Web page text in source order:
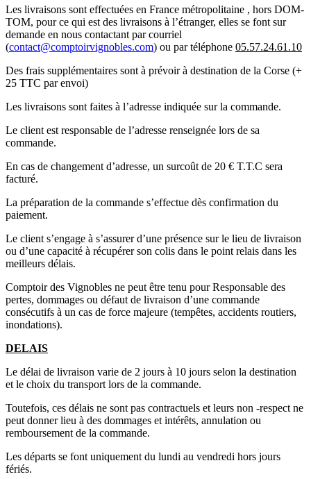
Les livraisons sont effectuées en France métropolitaine , hors DOM-
TOM, pour ce qui est des livraisons à l’étranger, elles se font sur
demande en nous contactant par courriel
(contact@comptoirvignobles.com) ou par téléphone 05.57.24.61.10
Des frais supplémentaires sont à prévoir à destination de la Corse (+
25 TTC par envoi)
Les livraisons sont faites à l’adresse indiquée sur la commande.
Le client est responsable de l’adresse renseignée lors de sa
commande.
En cas de changement d’adresse, un surcoût de 20 € T.T.C sera
facturé.
La préparation de la commande s’effectue dès confirmation du
paiement.
Le client s’engage à s’assurer d’une présence sur le lieu de livraison
ou d’une capacité à récupérer son colis dans le point relais dans les
meilleurs délais.
Comptoir des Vignobles ne peut être tenu pour Responsable des
pertes, dommages ou défaut de livraison d’une commande
consécutifs à un cas de force majeure (tempêtes, accidents routiers,
inondations).
DELAIS
Le délai de livraison varie de 2 jours à 10 jours selon la destination
et le choix du transport lors de la commande.
Toutefois, ces délais ne sont pas contractuels et leurs non -respect ne
peut donner lieu à des dommages et intérêts, annulation ou
remboursement de la commande.
Les départs se font uniquement du lundi au vendredi hors jours
fériés.